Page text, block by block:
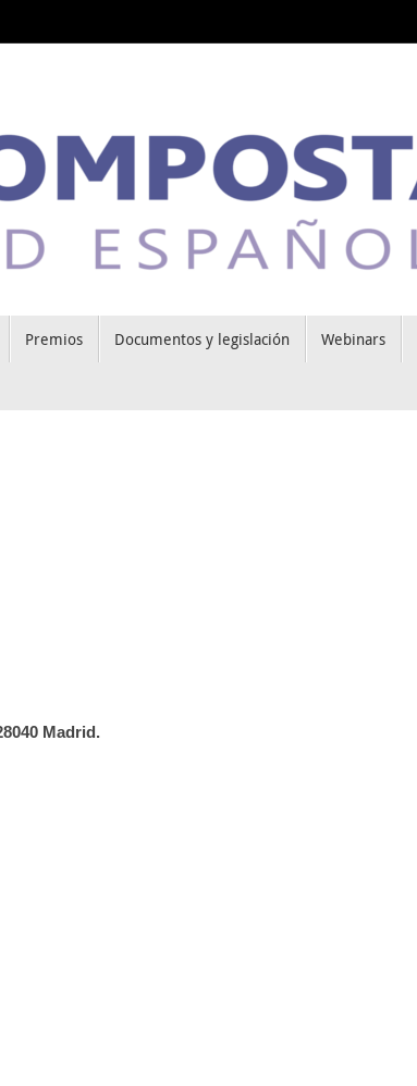
Premios Documentos y legislación Webinars
Madrid.